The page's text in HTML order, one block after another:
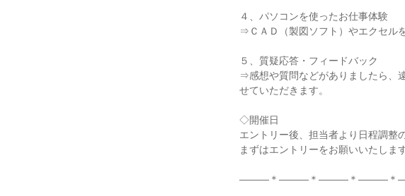
４、パソコンを使ったお仕事体験
⇒ＣＡＤ（製図ソフト）やエクセル
５、質疑応答・フィードバック
⇒感想や質問などがありましたら、
せていただきます。
◇開催日
エントリー後、担当者より日程調整
まずはエントリーをお願いいたしま
―――＊―――＊―――＊―――＊